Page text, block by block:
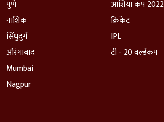
पुणे
नाशिक
सिंधुदुर्ग
औरंगाबाद
Mumbai
Nagpur
आशिया कप 2022
क्रिकेट
IPL
टी - 20 वर्ल्डकप